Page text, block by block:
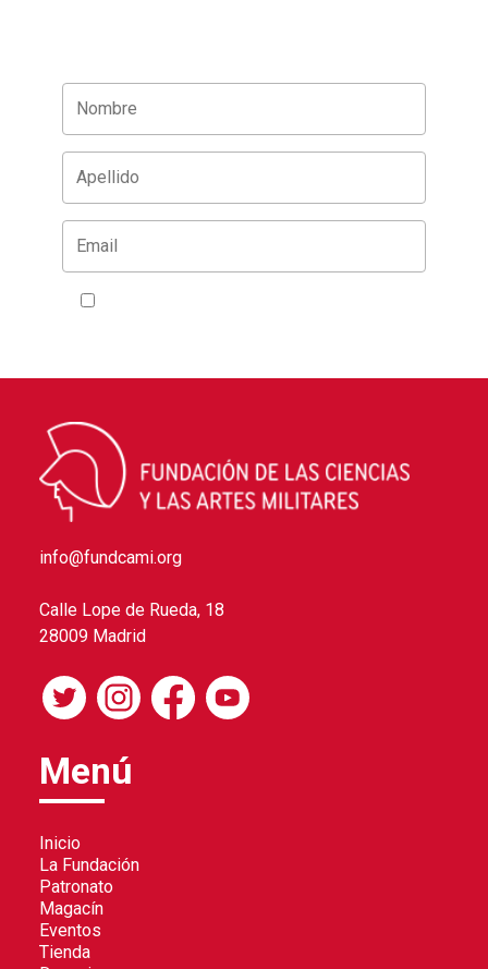
info@fundcami.org
Calle Lope de Rueda, 18
28009 Madrid
Menú
Inicio
La Fundación
Patronato
Magacín
Eventos
Tienda